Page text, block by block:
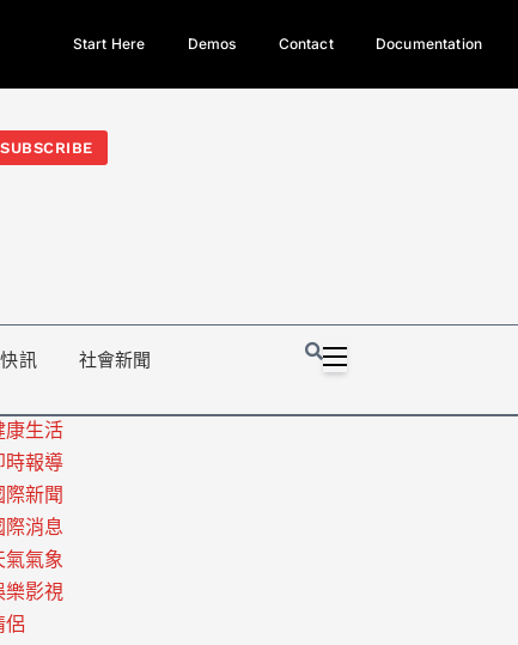
熱門新聞TOP3｜西拉雅族正式成第17個原住民族、立院電競
光電場回
Start Here Demos Contact Documentation
SUBSCRIBE
訊 社會新聞
康生活
時報導
際新聞
際消息
氣氣象
樂影視
侶